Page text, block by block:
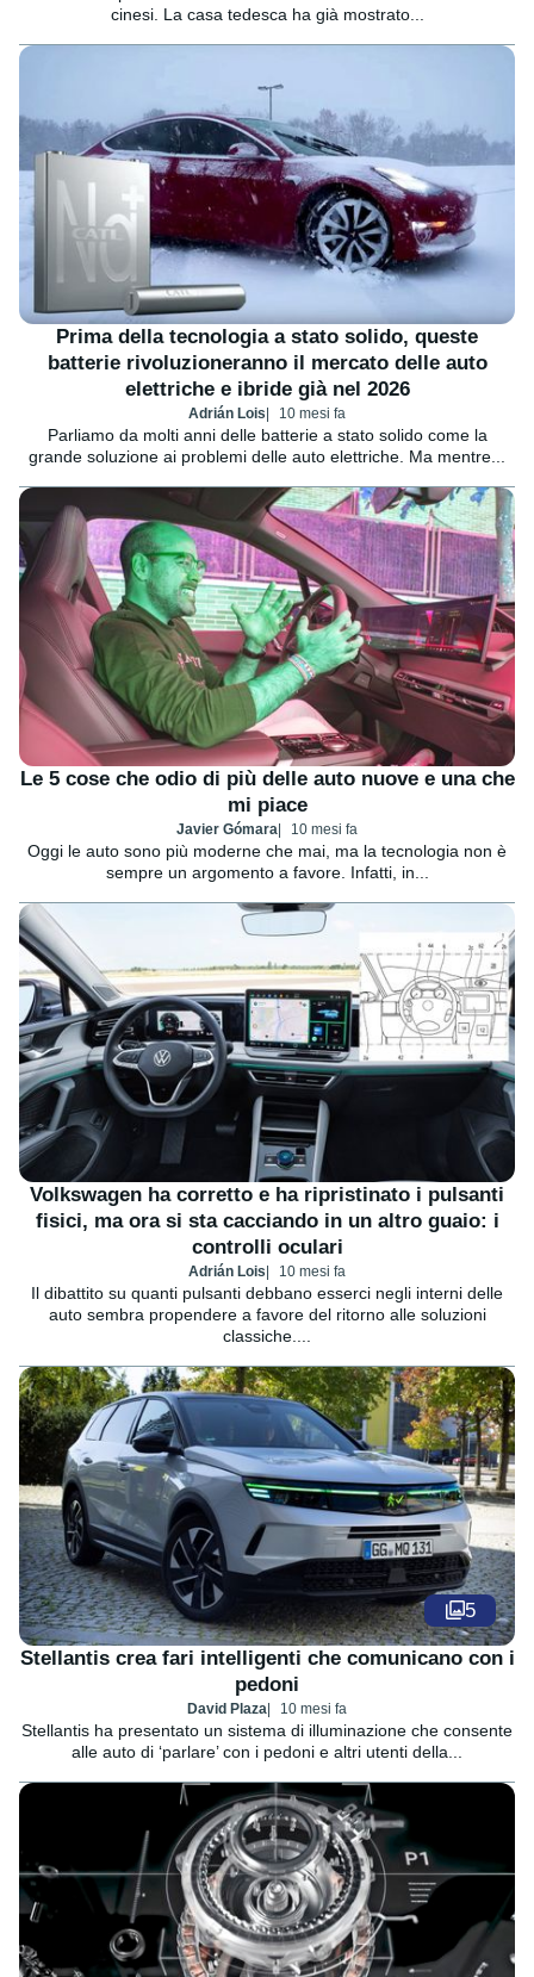
cinesi. La casa tedesca ha già mostrato...
Prima della tecnologia a stato solido, queste
batterie rivoluzioneranno il mercato delle auto
elettriche e ibride già nel 2026
Adrián Lois 10 mesi fa
Parliamo da molti anni delle batterie a stato solido come la
grande soluzione ai problemi delle auto elettriche. Ma mentre...
Le 5 cose che odio di più delle auto nuove e una che
mi piace
Javier Gómara 10 mesi fa
Oggi le auto sono più moderne che mai, ma la tecnologia non è
sempre un argomento a favore. Infatti, in...
Volkswagen ha corretto e ha ripristinato i pulsanti
fisici, ma ora si sta cacciando in un altro guaio: i
controlli oculari
Adrián Lois 10 mesi fa
Il dibattito su quanti pulsanti debbano esserci negli interni delle
auto sembra propendere a favore del ritorno alle soluzioni
classiche....
5
Stellantis crea fari intelligenti che comunicano con i
pedoni
David Plaza 10 mesi fa
Stellantis ha presentato un sistema di illuminazione che consente
alle auto di ‘parlare’ con i pedoni e altri utenti della...